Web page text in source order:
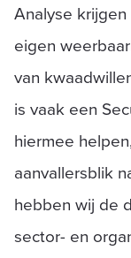
Analyse
eigen
van
is vaak een
hiermee
aanvallersblik
hebben wij de
sector- en